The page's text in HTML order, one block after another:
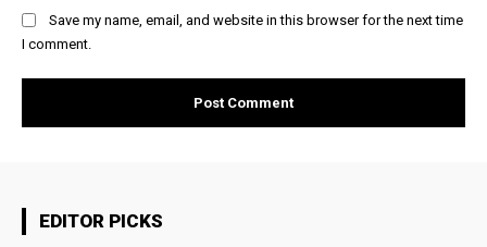
Save my name, email, and website in this browser for the next time
I comment.
EDITOR PICKS